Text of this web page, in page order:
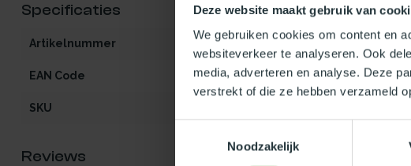
Deze website maakt gebruik van
We gebruiken cookies om content en
websiteverkeer te analyseren. Ook
media, adverteren en analyse. Deze
verstrekt of die ze hebben verzameld
Noodzakelijk
Specificaties
Artikelnummer DO-PY-rond-90cm
EAN Code 5412970285137
SKU
Reviews